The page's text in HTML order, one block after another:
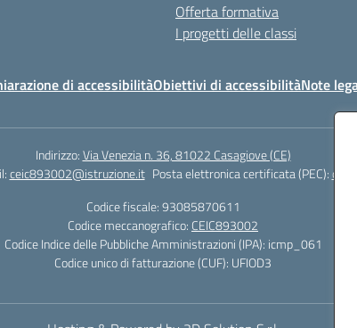
Offerta formativa
I progetti delle classi
di accessibilitàObiettivi di accessibilitàNote
Indirizzo:Via Venezia n. 36, 81022 Casagiove (CE)
ceic893002@istruzione.it Posta elettronica certificata (PEC):
Codice fiscale: 93085870611
Codice meccanografico: CEIC893002
Codice Indice delle Pubbliche Amministrazioni (IPA): icmp_061
Codice unico di fatturazione (CUF): UFIOD3